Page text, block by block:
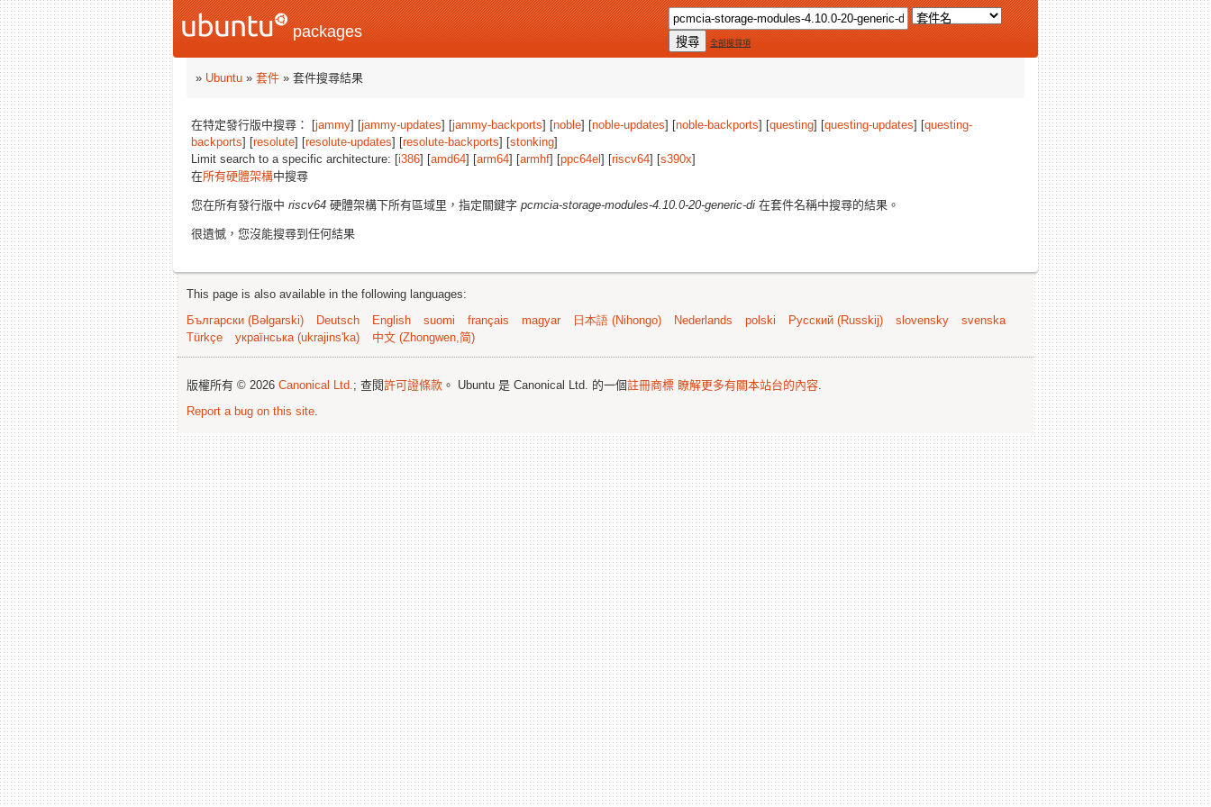
packages
全部搜尋項
» Ubuntu » 套件 » 套件搜尋結果
在特定發行版中搜尋： [jammy] [jammy-updates] [jammy-backports] [noble] [noble-updates] [noble-backports] [questing] [questing-updates] [questing-
backports] [resolute] [resolute-updates] [resolute-backports] [stonking]
Limit search to a specific architecture: [i386] [amd64] [arm64] [armhf] [ppc64el ] [riscv64] [s390x]
在所有硬體架構中搜尋
您在所有發行版中 riscv64 硬體架構下所有區域里，指定關鍵字 pcmcia-storage-modules-4.10.0-20-generic-di 在套件名稱中搜尋的結果。
很遺憾，您沒能搜尋到任何結果
This page is also available in the following languages:
Български (Bəlgarski)
Deutsch English suomi français magyar 日本語 (Nihongo) Nederlands polski Русский (Russkij) slovensky
svenska
Türkçe
українська (ukrajins'ka) 中文 (Zhongwen,简)
版權所有 © 2026 Canonical Ltd.; 查閱許可證條款 。 Ubuntu 是 Canonical Ltd. 的一個註冊商標 瞭解更多有關本站台的內容.
Report a bug on this site.